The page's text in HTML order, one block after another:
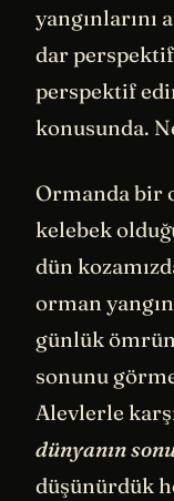
yangınlarını
dar
perspektif
konusunda.
Ormanda bir
kelebek
dün
orman
günlük
sonunu
Alevlerle
dünyanın
düşünürdük